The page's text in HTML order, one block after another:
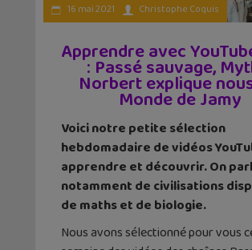
16 mai 2021 Christophe Coquis
Apprendre avec
: Passé sauvage,
Norbert explique
Monde de Jamy
Voici notre petite sélection
hebdomadaire de vidéos
apprendre et découvrir. On
notamment de civilisations
de maths et de biologie.
Nous avons sélectionné pour vous